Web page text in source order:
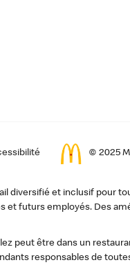
© 2025
diversifié et inclusif pour
futurs employés. Des
peut être dans un
responsables de